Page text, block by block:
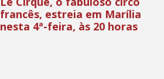
francês, estreia em Marília
nesta 4ª-feira, às 20 horas